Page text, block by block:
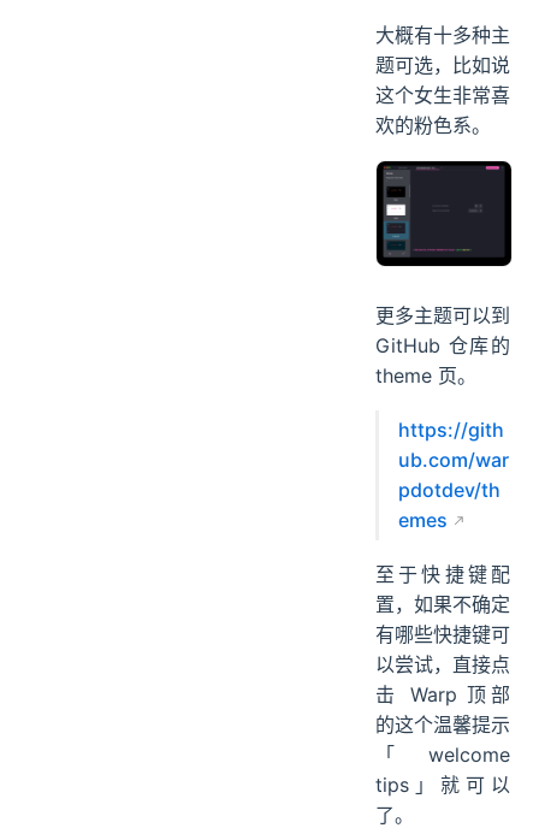
大概有十多种主
题可选，比如说
这个女生非常喜
欢的粉色系。
更多主题可以到
GitHub 仓库的
theme 页。
https://gith
ub.com/war
pdotdev/th
emes
至于快捷键配
置，如果不确定
有哪些快捷键可
以尝试，直接点
击 Warp 顶部
的这个温馨提示
「welcome
tips」就可以
了。